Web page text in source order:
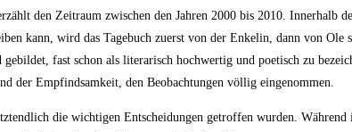
den Zeitraum zwischen den Jahren 2000 bis 2010. Innerhalb
kann, wird das Tagebuch zuerst von der Enkelin, dann von Ole
fast schon als literarisch hochwertig und poetisch zu
der Empfindsamkeit, den Beobachtungen völlig eingenommen.
die wichtigen Entscheidungen getroffen wurden. Während